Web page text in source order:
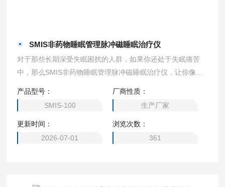
SMIS非药物睡眠管理脉冲磁睡眠治疗仪
对于那些长期深受失眠困扰的人群，如果你还处于失眠痛苦
中，那么SMIS非药物睡眠管理脉冲磁睡眠治疗仪，让你像婴
天充满能量和活力。
产品型号：
SMIS-100
厂商性质：
生产厂家
更新时间：
2026-07-01
浏览次数：
361